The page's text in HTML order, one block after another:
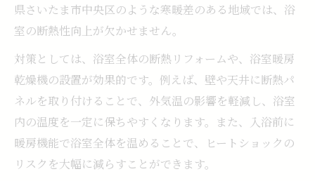
県さいたま市中央区のような寒暖差のある地域では、浴
室の断熱性向上が欠かせません。
対策としては、浴室全体の断熱リフォームや、浴室暖房
乾燥機の設置が効果的です。例えば、壁や天井に断熱パ
ネルを取り付けることで、外気温の影響を軽減し、浴室
内の温度を一定に保ちやすくなります。また、入浴前に
暖房機能で浴室全体を温めることで、ヒートショックの
リスクを大幅に減らすことができます。